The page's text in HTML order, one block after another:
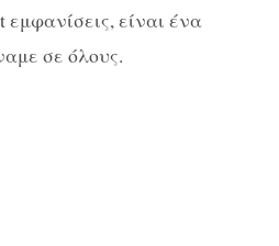
εμφανίσεις, είναι ένα
σε όλους.